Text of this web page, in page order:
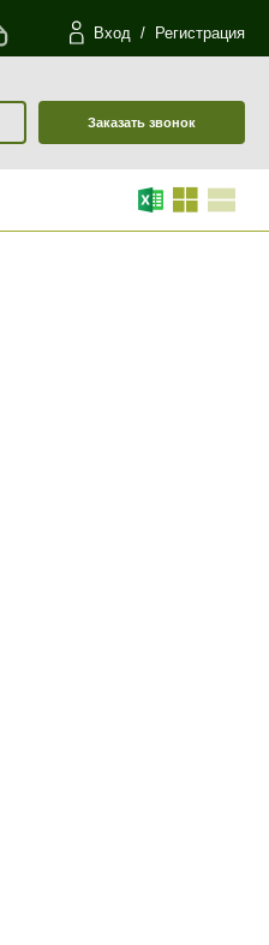
Вход / Регистрация
Заказать звонок